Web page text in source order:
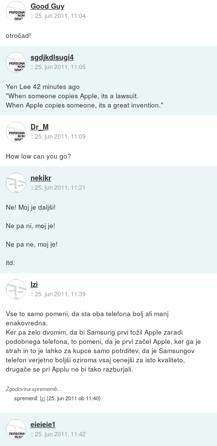
Good Guy
::25. jun 2011, 11:04
otročad!
sgdjkdlsugi4
::25. jun 2011, 11:05
Yen Lee 42 minutes ago
"When someone copies Apple, its a lawsuit.
When Apple copies someone, its a great invention."
Dr_M
::25. jun 2011, 11:09
How low can you go?
nekikr
::25. jun 2011, 11:21
Ne! Moj je daljši!
Ne pa ni, moj je!
Ne pa ne, moj je!
itd.
Izi
::25. jun 2011, 11:39
Vse to samo pomeni, da sta oba telefona bolj ali manj
enakovredna.
Ker pa zelo dvomim, da bi Samsung prvi tožil Apple zaradi
podobnega telefona, to pomeni, da je prvi začel Apple, ker ga je
strah in to je lahko za kupce samo potrditev, da je Samsungov
telefon verjetno boljši oziroma vsaj cenejši za isto kvaliteto,
drugače se pri Applu ne bi tako razburjali.
Zgodovina sprememb…
spremenil: Izi(25. jun 2011 ob 11:40)
eieieie1
::25. jun 2011, 11:42